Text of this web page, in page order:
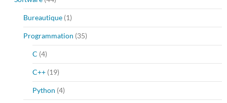
Bureautique (1)
Programmation (35)
C (4)
C++ (19)
Python (4)